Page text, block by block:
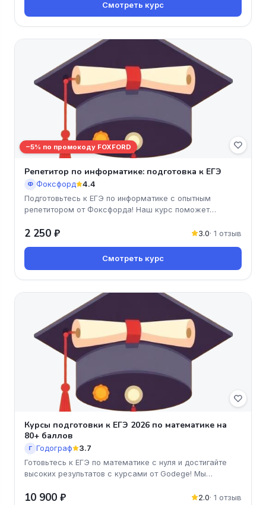
Смотреть курс
−5% по промокоду FOXFORD
Репетитор по информатике: подготовка к ЕГЭ
Ф Фоксфорд 4.4
Подготовьтесь к ЕГЭ по информатике с опытным
репетитором от Фоксфорда! Наш курс поможет
2 250 ₽ 3.0· 1 отзыв
Смотреть курс
Курсы подготовки к ЕГЭ 2026 по математике на
80+ баллов
Г Годограф 3.7
Готовьтесь к ЕГЭ по математике с нуля и достигайте
высоких результатов с курсами от Godege! Мы
10 900 ₽ 2.0· 1 отзыв